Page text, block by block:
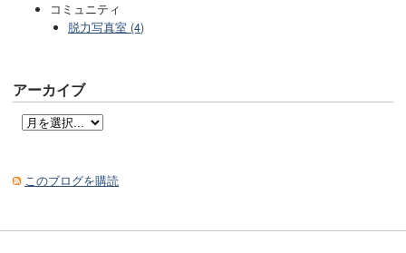
コミュニティ
脱力写真室 (4)
アーカイブ
このブログを購読